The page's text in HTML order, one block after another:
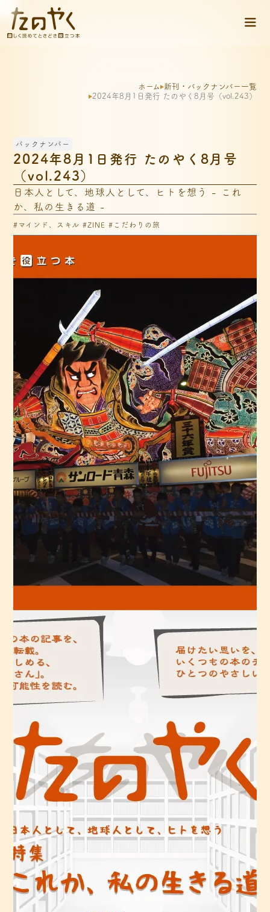
ホーム 新刊・バックナンバー一覧
2024年8月1日発行 たのやく8月号（vol.243）
バックナンバー
2024年8月1日発行 たのやく8月号
（vol.243）
日本人として、地球人として、ヒトを想う - これ
か、私の生きる道 -
#マインド、スキル #ZINE #こだわりの旅